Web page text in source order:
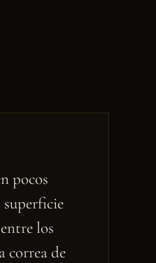
pocos
los
correa de